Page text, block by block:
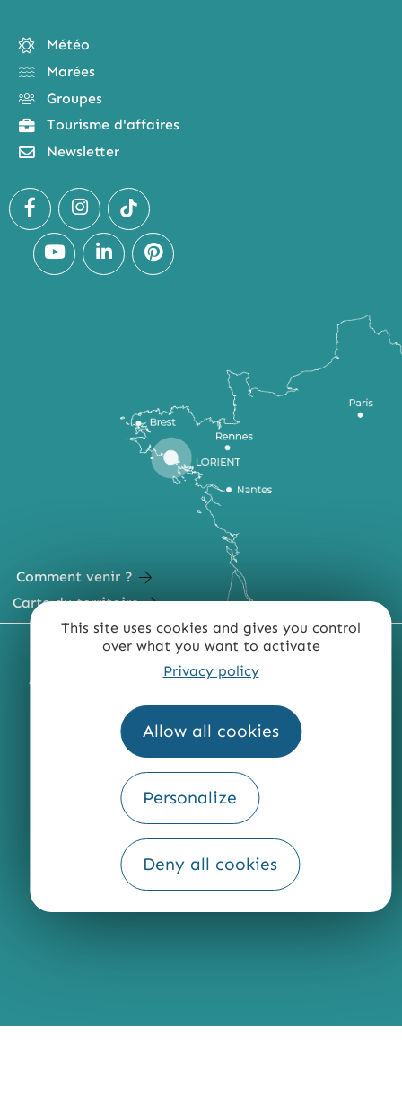
This site uses cookies and gives you control
over what you want to activate
Privacy policy
Allow all cookies
Personalize
Deny all cookies
Météo
Marées
Groupes
Tourisme d'affaires
Newsletter
Comment venir ?
Carte du territoire
MENTIONS LÉGALES PLAN DU SITE
ACCESSIBILITÉ : NON CONFORME
QUI SOMMES-NOUS ?